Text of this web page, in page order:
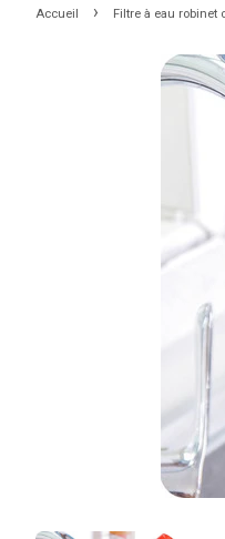
Accueil › Filtre à eau robinet